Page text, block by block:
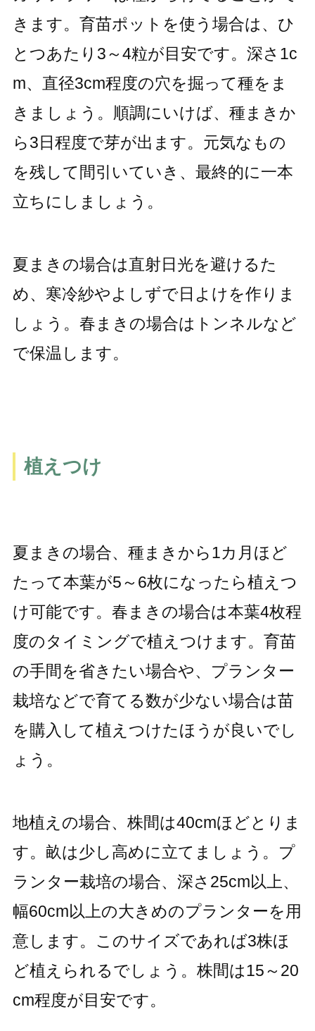
きます。育苗ポットを使う場合は、ひ
とつあたり3～4粒が目安です。深さ1c
m、直径3cm程度の穴を掘って種をま
きましょう。順調にいけば、種まきか
ら3日程度で芽が出ます。元気なもの
を残して間引いていき、最終的に一本
立ちにしましょう。
夏まきの場合は直射日光を避けるた
め、寒冷紗やよしずで日よけを作りま
しょう。春まきの場合はトンネルなど
で保温します。
植えつけ
夏まきの場合、種まきから1カ月ほど
たって本葉が5～6枚になったら植えつ
け可能です。春まきの場合は本葉4枚程
度のタイミングで植えつけます。育苗
の手間を省きたい場合や、プランター
栽培などで育てる数が少ない場合は苗
を購入して植えつけたほうが良いでし
ょう。
地植えの場合、株間は40cmほどとりま
す。畝は少し高めに立てましょう。プ
ランター栽培の場合、深さ25cm以上、
幅60cm以上の大きめのプランターを用
意します。このサイズであれば3株ほ
ど植えられるでしょう。株間は15～20
cm程度が目安です。